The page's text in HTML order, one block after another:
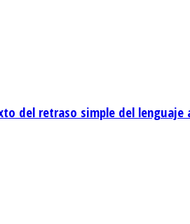
del retraso simple del